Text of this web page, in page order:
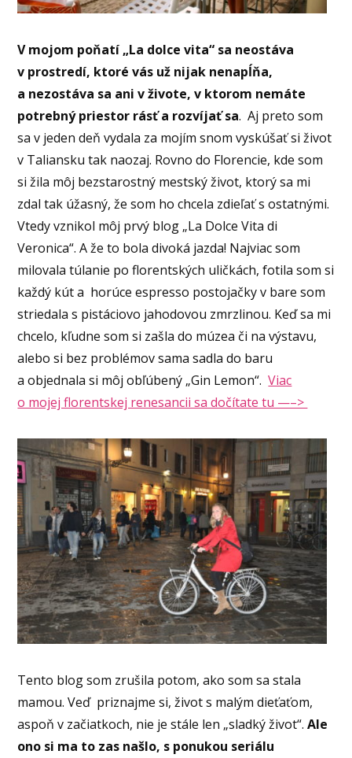
V mojom poňatí „La dolce vita“ sa neostáva
v prostredí, ktoré vás už nijak nenapĺňa,
a nezostáva sa ani v živote, v ktorom nemáte
potrebný priestor rásť a rozvíjať sa. Aj preto som
sa v jeden deň vydala za mojím snom vyskúšať si život
v Taliansku tak naozaj. Rovno do Florencie, kde som
si žila môj bezstarostný mestský život, ktorý sa mi
zdal tak úžasný, že som ho chcela zdieľať s ostatnými.
Vtedy vznikol môj prvý blog „La Dolce Vita di
Veronica“. A že to bola divoká jazda! Najviac som
milovala túlanie po florentských uličkách, fotila som si
každý kút a horúce espresso postojačky v bare som
striedala s pistáciovo jahodovou zmrzlinou. Keď sa mi
chcelo, kľudne som si zašla do múzea či na výstavu,
alebo si bez problémov sama sadla do baru
a objednala si môj obľúbený „Gin Lemon“.Viac
o mojej florentskej renesancii sa dočítate tu —–>
Tento blog som zrušila potom, ako som sa stala
mamou. Veď priznajme si, život s malým dieťaťom,
aspoň v začiatkoch, nie je stále len „sladký život“.Ale
ono si ma to zas našlo, s ponukou seriálu